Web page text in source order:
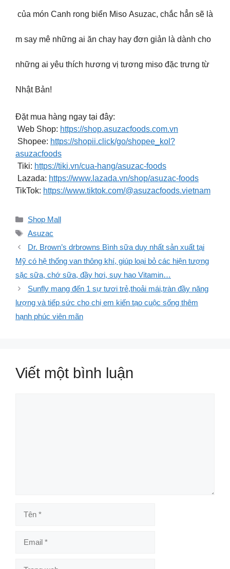
của món Canh rong biển Miso Asuzac, chắc hẳn sẽ là
m say mê những ai ăn chay hay đơn giản là dành cho
những ai yêu thích hương vị tương miso đặc trưng từ
Nhật Bản!
Đặt mua hàng ngay tại đây:
Web Shop: https://shop.asuzacfoods.com.vn
Shopee: https://shopii.click/go/shopee_kol?
asuzacfoods
Tiki: https://tiki.vn/cua-hang/asuzac-foods
Lazada: https://www.lazada.vn/shop/asuzac-foods
TikTok: https://www.tiktok.com/@asuzacfoods.vietnam
Danh
mục
Shop Mall
Thẻ
Asuzac
Dr. Brown’s drbrowns Bình sữa duy nhất sản xuất tại
Mỹ có hệ thống van thông khí, giúp loại bỏ các hiện tượng
sặc sữa, chớ sữa, đầy hơi, suy hao Vitamin…
Sunfly mang đến 1 sự tươi trẻ,thoải mái,tràn đầy năng
lượng và tiếp sức cho chị em kiến tạo cuộc sống thêm
hạnh phúc viên mãn
Viết một bình luận